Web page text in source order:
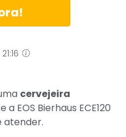
cervejeira
a EOS Bierhaus ECE120
atender.